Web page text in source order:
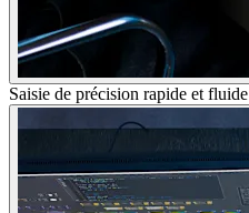
Saisie de précision rapide et fluide